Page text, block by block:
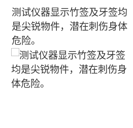
测试仪器显示竹签及牙签均
是尖锐物件，潜在刺伤身体
危险。